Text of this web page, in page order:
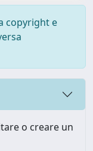
copyright e
o creare un